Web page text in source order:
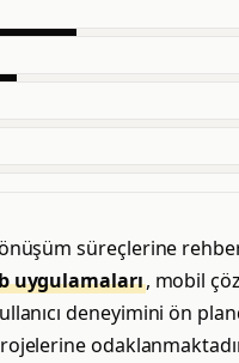
süreçlerine
uygulamaları, mobil
deneyimini ön